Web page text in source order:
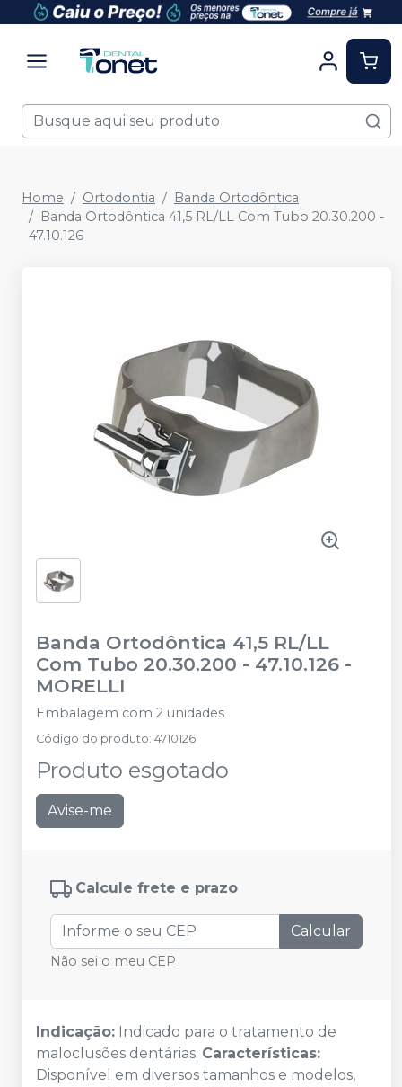
Home Ortodontia
Banda Ortodôntica
Banda Ortodôntica 41,5 RL/LL Com Tubo 20.30.200 -
47.10.126
Banda Ortodôntica 41,5 RL/LL
Com Tubo 20.30.200 - 47.10.126 -
MORELLI
Embalagem com 2 unidades
Código do produto: 4710126
Produto esgotado
Avise-me
Calcule frete e prazo
Calcular
Não sei o meu CEP
Indicação: Indicado para o tratamento de
maloclusões dentárias. Características:
Disponível em diversos tamanhos e modelos,